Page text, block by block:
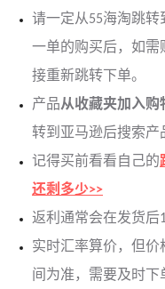
请一定从55海淘跳转
一单的购买后，如需
接重新跳转下单。
产品从收藏夹加入购
转到亚马逊后搜索产
记得买前看看自己的
还剩多少>>
返利通常会在发货后
实时汇率算价，但
间为准，需要及时下